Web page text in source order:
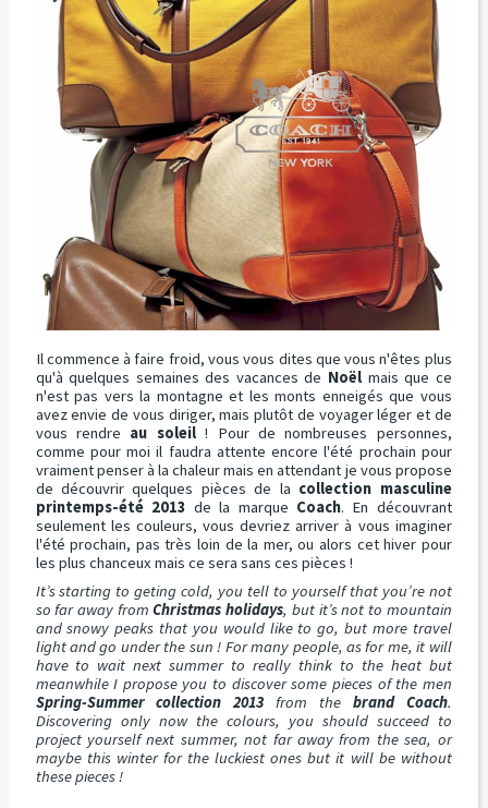
Il commence à faire froid, vous vous dites que vous n'êtes plus
qu'à quelques semaines des vacances de Noël mais que ce
n'est pas vers la montagne et les monts enneigés que vous
avez envie de vous diriger, mais plutôt de voyager léger et de
vous rendre au soleil! Pour de nombreuses personnes,
comme pour moi il faudra attente encore l'été prochain pour
vraiment penser à la chaleur mais en attendant je vous propose
de découvrir quelques pièces de la collection masculine
printemps-été 2013 de la marque Coach. En découvrant
seulement les couleurs, vous devriez arriver à vous imaginer
l'été prochain, pas très loin de la mer, ou alors cet hiver pour
les plus chanceux mais ce sera sans ces pièces !
It’s starting to geting cold, you tell to yourself that you’re not
so far away fromChristmas holidays, but it’s not to mountain
and snowy peaks that you would like to go, but more travel
light and go under the sun ! For many people, as for me, it will
have to wait next summer to really think to the heat but
meanwhile I propose you to discover some pieces of the men
Spring-Summer collection 2013 from the brand Coach.
Discovering only now the colours, you should succeed to
project yourself next summer, not far away from the sea, or
maybe this winter for the luckiest ones but it will be without
these pieces !